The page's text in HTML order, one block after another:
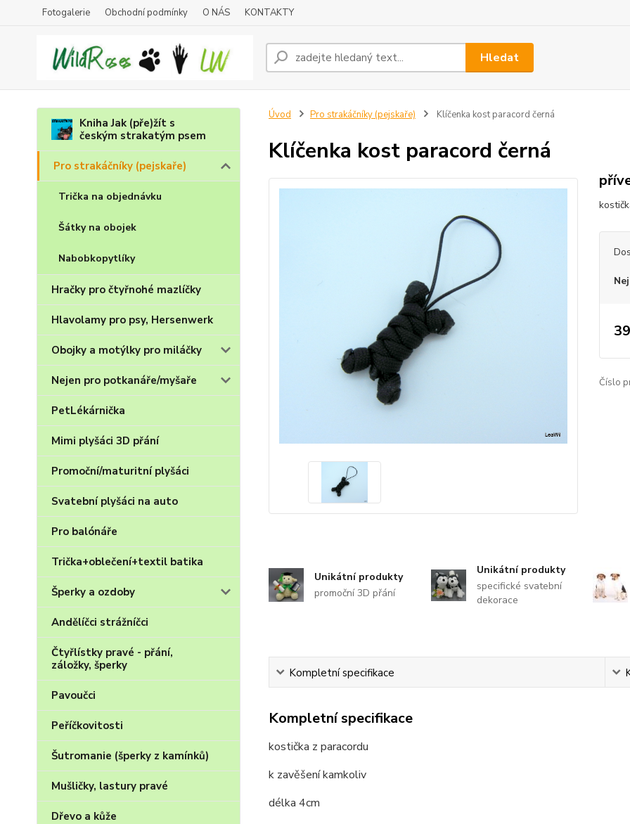
Fotogalerie Obchodní podmínky O NÁS KONTAKTY
Hledat
Kniha Jak (pře)žít s
českým strakatým psem
Pro strakáčníky (pejskaře)
Trička na objednávku
Šátky na obojek
Nabobkopytlíky
Hračky pro čtyřnohé mazlíčky
Hlavolamy pro psy, Hersenwerk
Obojky a motýlky pro miláčky
Nejen pro potkanáře/myšaře
PetLékárnička
Mimi plyšáci 3D přání
Promoční/maturitní plyšáci
Svatební plyšáci na auto
Pro balónáře
Trička+oblečení+textil batika
Šperky a ozdoby
Andělíčci strážníčci
Čtyřlístky pravé - přání,
záložky, šperky
Pavoučci
Peříčkovitosti
Šutromanie (šperky z kamínků)
Mušličky, lastury pravé
Dřevo a kůže
Úvod Pro strakáčníky (pejskaře) Klíčenka kost paracord černá
Klíčenka kost paracord černá
Číslo
Unikátní produkty
promoční 3D přání
Unikátní produkty
specifické svatební
dekorace
Kompletní specifikace
Kompletní specifikace
kostička z paracordu
k zavěšení kamkoliv
délka 4cm